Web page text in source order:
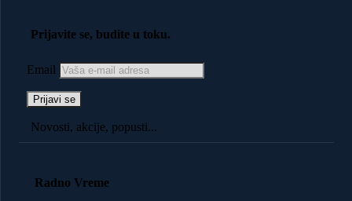
Prijavite se, budite u toku.
Email
Novosti, akcije, popusti...
Radno Vreme